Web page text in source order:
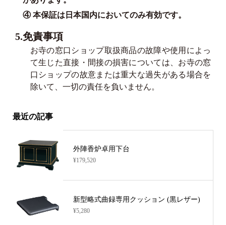
④ 本保証は日本国内においてのみ有効です。
5.免責事項
お寺の窓口ショップ取扱商品の故障や使用によっ
て生じた直接・間接の損害については、お寺の窓
口ショップの故意または重大な過失がある場合を
除いて、一切の責任を負いません。
最近の記事
外陣香炉卓用下台
¥179,520
新型略式曲録専用クッション (黒レザー)
¥5,280